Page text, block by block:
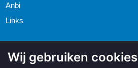
Wij gebruiken cookies
Anbi
Links